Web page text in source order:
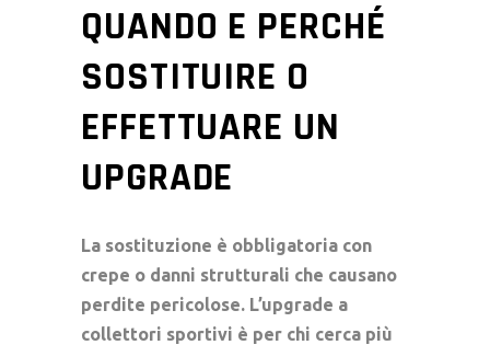
QUANDO E PERCHÉ
SOSTITUIRE O
EFFETTUARE UN
UPGRADE
La sostituzione è obbligatoria con
crepe o danni strutturali che causano
perdite pericolose. L’upgrade a
collettori sportivi è per chi cerca più